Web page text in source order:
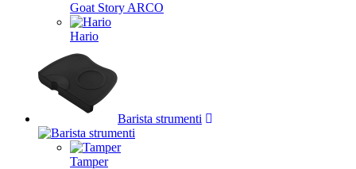
Goat Story ARCO
Hario
Barista strumenti
Tamper